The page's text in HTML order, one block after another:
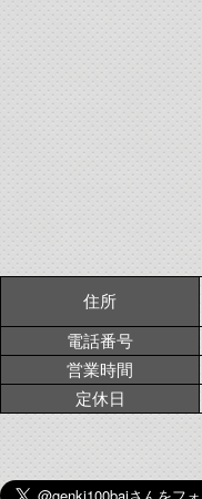
住所
電話番号
営業時間
定休日